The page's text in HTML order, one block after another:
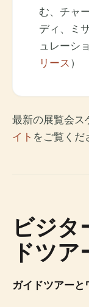
む、チャ
ディ、ミ
ュレーシ
リース ）
最新の展覧会ス
イト をご覧くだ
ビジタ
ドツ
ガイドツアーと